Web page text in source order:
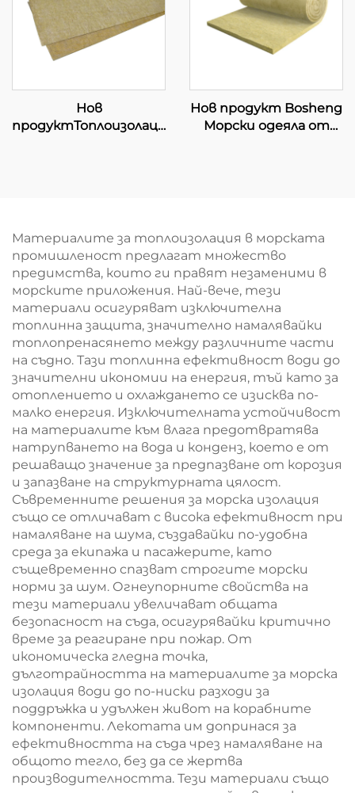
материали
Нов
продуктТоплоизолационни
Нов продукт Bosheng
Морски одеяла от
базалтова каменна
вата
Материалите за топлоизолация в морската
промишленост предлагат множество
предимства, които ги правят незаменими в
морските приложения. Най-вече, тези
материали осигуряват изключителна
топлинна защита, значително намалявайки
топлопренасянето между различните части
на съдно. Тази топлинна ефективност води до
значителни икономии на енергия, тъй като за
отоплението и охлаждането се изисква по-
малко енергия. Изключителната устойчивост
на материалите към влага предотвратява
натрупването на вода и конденз, което е от
решаващо значение за предпазване от корозия
и запазване на структурната цялост.
Съвременните решения за морска изолация
също се отличават с висока ефективност при
намаляване на шума, създавайки по-удобна
среда за екипажа и пасажерите, като
същевременно спазват строгите морски
норми за шум. Огнеупорните свойства на
тези материали увеличават общата
безопасност на съда, осигурявайки критично
време за реагиране при пожар. От
икономическа гледна точка,
дълготрайността на материалите за морска
изолация води до по-ниски разходи за
поддръжка и удължен живот на корабните
компоненти. Лекотата им допринася за
ефективността на съда чрез намаляване на
общото тегло, без да се жертва
производителността. Тези материали също